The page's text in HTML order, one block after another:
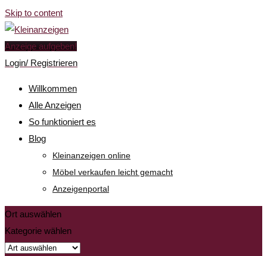
Skip to content
Anzeige aufgeben!
Login/ Registrieren
Willkommen
Alle Anzeigen
So funktioniert es
Blog
Kleinanzeigen online
Möbel verkaufen leicht gemacht
Anzeigenportal
Ort auswählen
Kategorie wählen